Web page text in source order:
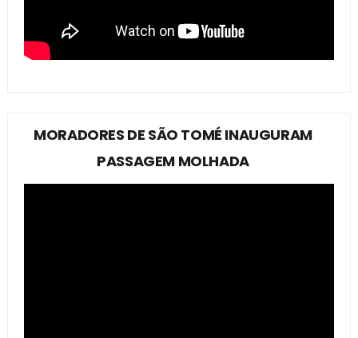
MORADORES DE SÃO TOMÉ INAUGURAM
PASSAGEM MOLHADA